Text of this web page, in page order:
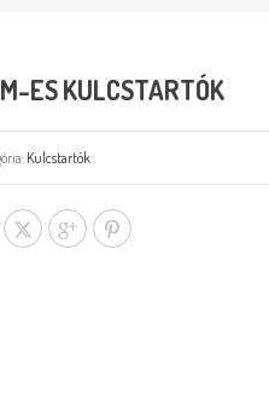
ES KULCSTARTÓK
Kulcstartók